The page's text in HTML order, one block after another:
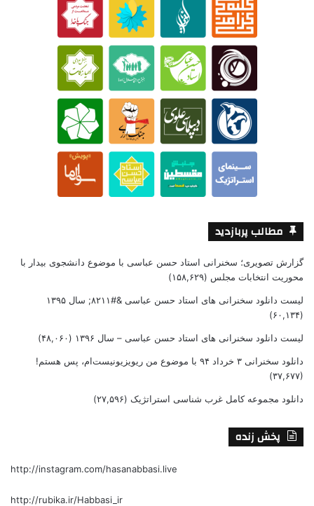
مطالب پربازدید
گزارش تصویری؛ سخنرانی استاد حسن عباسی با موضوع دانشجوی بیدار با
محوریت انتخابات مجلس (۱۵۸,۶۲۹)
لیست دانلود سخنرانی های استاد حسن عباسی &#۸۲۱۱; سال ۱۳۹۵
(۶۰,۱۳۴)
لیست دانلود سخنرانی های استاد حسن عباسی – سال ۱۳۹۶ (۴۸,۰۶۰)
دانلود سخنرانی ۳ خرداد ۹۴ با موضوع من ریویزیونیست‌ام، پس هستم!
(۳۷,۶۷۷)
دانلود مجموعه کامل غرب شناسی استراتژیک (۲۷,۵۹۶)
پخش زنده
http://instagram.com/hasanabbasi.live
http://rubika.ir/Habbasi_ir